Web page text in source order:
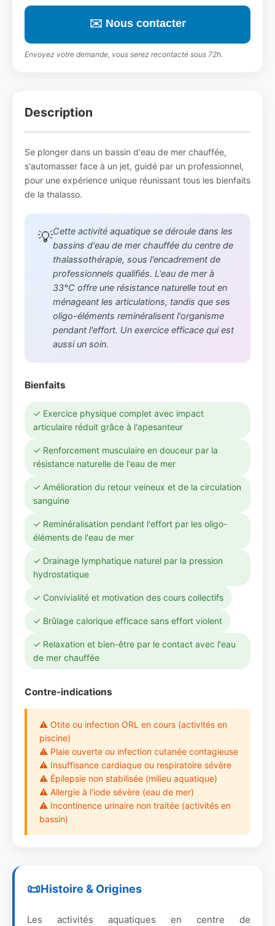
✉️ Nous contacter
Envoyez votre demande, vous serez recontacté sous 72h.
Description
Se plonger dans un bassin d'eau de mer chauffée,
s'automasser face à un jet, guidé par un professionnel,
pour une expérience unique réunissant tous les bienfaits
de la thalasso.
💡Cette activité aquatique se déroule dans les
bassins d'eau de mer chauffée du centre de
thalassothérapie, sous l'encadrement de
professionnels qualifiés. L'eau de mer à
33°C offre une résistance naturelle tout en
ménageant les articulations, tandis que ses
oligo-éléments reminéralisent l'organisme
pendant l'effort. Un exercice efficace qui est
aussi un soin.
Bienfaits
✓ Exercice physique complet avec impact
articulaire réduit grâce à l'apesanteur
✓ Renforcement musculaire en douceur par la
résistance naturelle de l'eau de mer
✓ Amélioration du retour veineux et de la circulation
sanguine
✓ Reminéralisation pendant l'effort par les oligo-
éléments de l'eau de mer
✓ Drainage lymphatique naturel par la pression
hydrostatique
✓ Convivialité et motivation des cours collectifs
✓ Brûlage calorique efficace sans effort violent
✓ Relaxation et bien-être par le contact avec l'eau
de mer chauffée
Contre-indications
⚠ Otite ou infection ORL en cours (activités en
piscine)
⚠ Plaie ouverte ou infection cutanée contagieuse
⚠ Insuffisance cardiaque ou respiratoire sévère
⚠ Épilepsie non stabilisée (milieu aquatique)
⚠ Allergie à l'iode sévère (eau de mer)
⚠ Incontinence urinaire non traitée (activités en
bassin)
Histoire & Origines
Les activités aquatiques en centre de